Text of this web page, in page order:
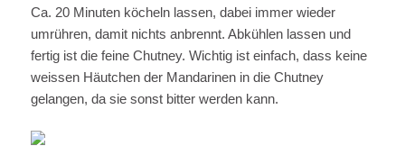
Ca. 20 Minuten köcheln lassen, dabei immer wieder
umrühren, damit nichts anbrennt. Abkühlen lassen und
fertig ist die feine Chutney. Wichtig ist einfach, dass keine
weissen Häutchen der Mandarinen in die Chutney
gelangen, da sie sonst bitter werden kann.